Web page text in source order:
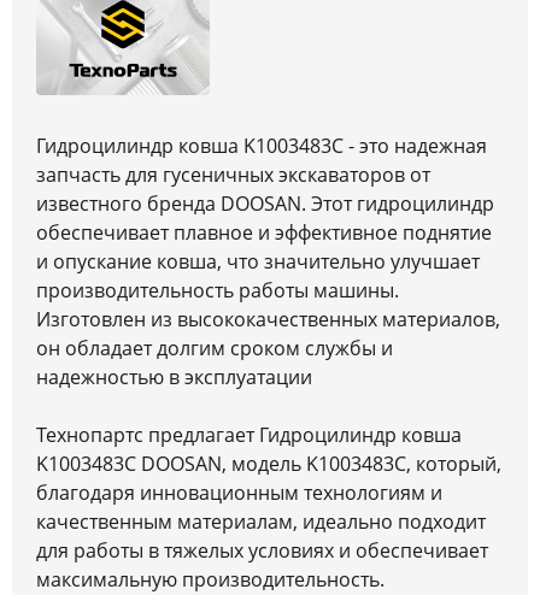
Гидроцилиндр ковша K1003483C - это надежная
запчасть для гусеничных экскаваторов от
известного бренда DOOSAN. Этот гидроцилиндр
обеспечивает плавное и эффективное поднятие
и опускание ковша, что значительно улучшает
производительность работы машины.
Изготовлен из высококачественных материалов,
он обладает долгим сроком службы и
надежностью в эксплуатации
Технопартс предлагает Гидроцилиндр ковша
K1003483C DOOSAN, модель K1003483C, который,
благодаря инновационным технологиям и
качественным материалам, идеально подходит
для работы в тяжелых условиях и обеспечивает
максимальную производительность.